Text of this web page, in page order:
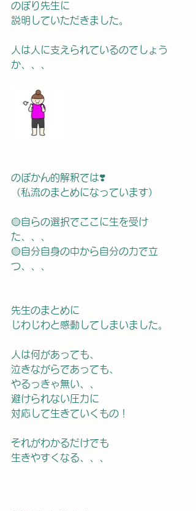
のぼり先生に
説明していただきました。
人は人に支えられているのでしょう
か、、、
のぼかん的解釈では❣️
（私流のまとめになっています）
🟡自らの選択でここに生を受け
た、、、
🟡自分自身の中から自分の力で立
つ、、、
先生のまとめに
じわじわと感動してしまいました。
人は何があっても、
泣きながらであっても、
やるっきゃ無い、、
避けられない圧力に
対応して生きていくもの！
それがわかるだけでも
生きやすくなる、、、